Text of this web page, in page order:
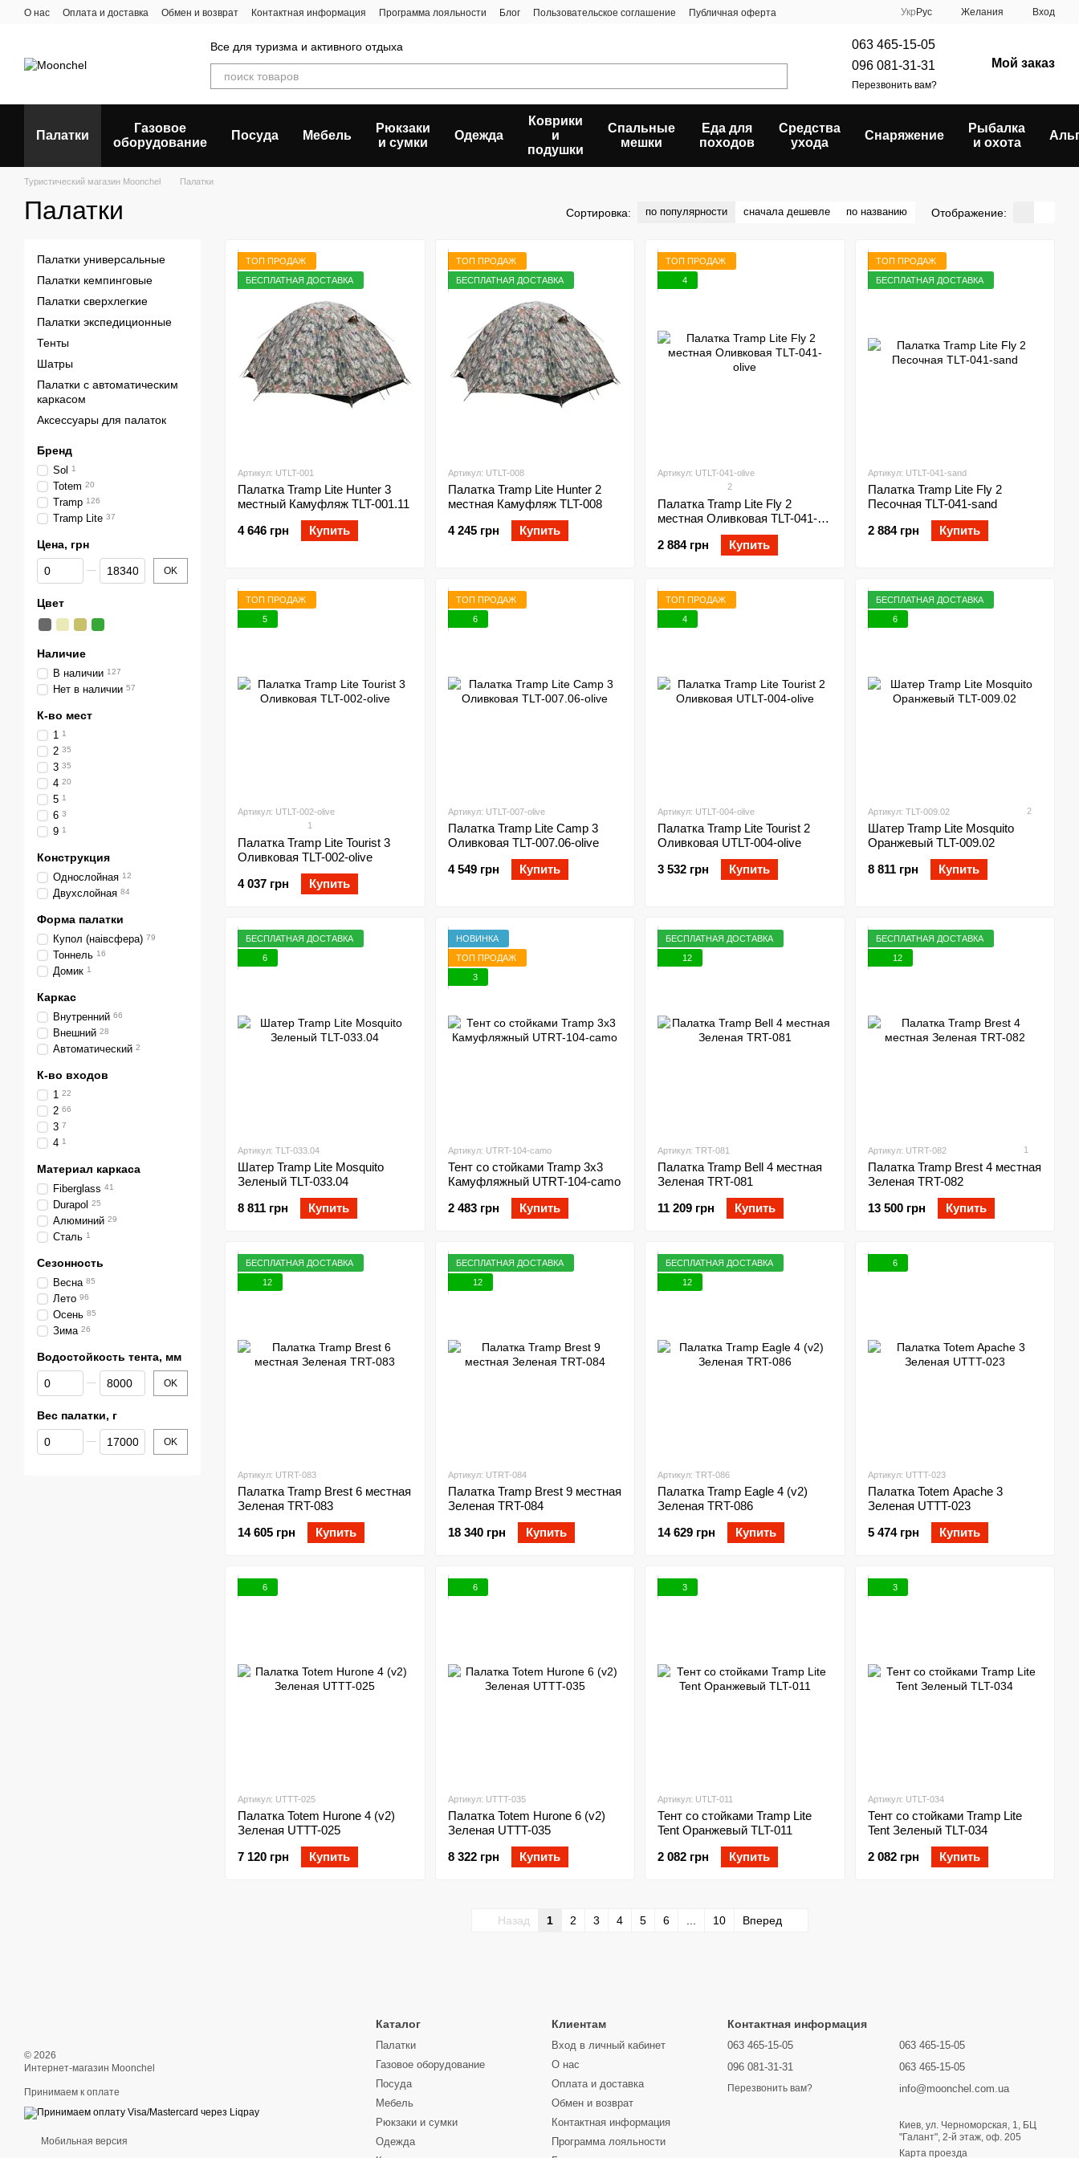
Перейти к основному контенту
О нас Оплата и доставка Обмен и возврат Контактная информация Программа лояльности Блог Пользовательское соглашение
Публичная оферта
Укр Рус Желания Вход
Все для туризма и активного отдыха
063 465-15-05
096 081-31-31
Перезвонить вам?
Мой заказ
Палатки
Газовое
оборудование
Посуда Мебель
Рюкзаки
и сумки
Одежда
Коврики
и
подушки
Спальные
мешки
Еда для
походов
Средства
ухода
Снаряжение
Рыбалка
и охота
Туристический магазин Moonchel Палатки
Палатки Сортировка: по популярности сначала дешевле по названию Отображение:
ТОП ПРОДАЖ
БЕСПЛАТНАЯ ДОСТАВКА
Артикул: UTLT-001
Палатка Tramp Lite Hunter 3
местный Камуфляж TLT-001.11
4 646 грн
Купить
ТОП ПРОДАЖ
БЕСПЛАТНАЯ ДОСТАВКА
Артикул: UTLT-008
Палатка Tramp Lite Hunter 2
местная Камуфляж TLT-008
4 245 грн
Купить
ТОП ПРОДАЖ
4
Артикул: UTLT-041-olive
2
Палатка Tramp Lite Fly 2
местная Оливковая ТLT-041-
2 884 грн
Купить
ТОП ПРОДАЖ
БЕСПЛАТНАЯ ДОСТАВКА
Артикул: UTLT-041-sand
Палатка Tramp Lite Fly 2
Песочная ТLT-041-sand
2 884 грн
Купить
ТОП ПРОДАЖ
5
Артикул: UTLT-002-olive
1
Палатка Tramp Lite Tourist 3
Оливковая TLT-002-olive
4 037 грн
Купить
ТОП ПРОДАЖ
6
Артикул: UTLT-007-olive
Палатка Tramp Lite Camp 3
Оливковая TLT-007.06-olive
4 549 грн
Купить
ТОП ПРОДАЖ
4
Артикул: UTLT-004-olive
Палатка Tramp Lite Tourist 2
Оливковая UTLT-004-olive
3 532 грн
Купить
БЕСПЛАТНАЯ ДОСТАВКА
6
Артикул: TLT-009.02 2
Шатер Tramp Lite Mosquito
Оранжевый TLT-009.02
8 811 грн
Купить
БЕСПЛАТНАЯ ДОСТАВКА
6
Артикул: TLT-033.04
Шатер Tramp Lite Mosquito
Зеленый TLT-033.04
8 811 грн
Купить
НОВИНКА
ТОП ПРОДАЖ
3
Артикул: UTRT-104-camo
Тент со стойками Tramp 3x3
Камуфляжный UTRT-104-camo
2 483 грн
Купить
БЕСПЛАТНАЯ ДОСТАВКА
12
Артикул: TRT-081
Палатка Tramp Bell 4 местная
Зеленая TRT-081
11 209 грн
Купить
БЕСПЛАТНАЯ ДОСТАВКА
12
Артикул: UTRT-082 1
Палатка Tramp Brest 4 местная
Зеленая TRT-082
13 500 грн
Купить
БЕСПЛАТНАЯ ДОСТАВКА
12
Артикул: UTRT-083
Палатка Tramp Brest 6 местная
Зеленая TRT-083
14 605 грн
Купить
БЕСПЛАТНАЯ ДОСТАВКА
12
Артикул: UTRT-084
Палатка Tramp Brest 9 местная
Зеленая TRT-084
18 340 грн
Купить
БЕСПЛАТНАЯ ДОСТАВКА
12
Артикул: TRT-086
Палатка Tramp Eagle 4 (v2)
Зеленая TRT-086
14 629 грн
Купить
6
Артикул: UTTT-023
Палатка Totem Apache 3
Зеленая UTTT-023
5 474 грн
Купить
6
Артикул: UTTT-025
Палатка Totem Hurone 4 (v2)
Зеленая UTTT-025
7 120 грн
Купить
6
Артикул: UTTT-035
Палатка Totem Hurone 6 (v2)
Зеленая UTTT-035
8 322 грн
Купить
3
Артикул: UTLT-011
Тент со стойками Tramp Lite
Tent Оранжевый TLT-011
2 082 грн
Купить
3
Артикул: UTLT-034
Тент со стойками Tramp Lite
Tent Зеленый TLT-034
2 082 грн
Купить
Назад 1 2 3 4 5 6 10 Вперед
Палатки универсальные
Палатки кемпинговые
Палатки сверхлегкие
Палатки экспедиционные
Тенты
Шатры
Палатки с автоматическим
каркасом
Аксессуары для палаток
Бренд
Sol 1
Totem 20
Tramp 126
Tramp Lite 37
Цена, грн
От Цена, грн
До Цена, грн OK
Цвет
Наличие
В наличии 127
Нет в наличии 57
К-во мест
1 1
2 35
3 35
4 20
5 1
6 3
9 1
Конструкция
Однослойная 12
Двухслойная 84
Форма палатки
Купол (наівсфера) 79
Тоннель 16
Домик 1
Каркас
Внутренний 66
Внешний 28
Автоматический 2
К-во входов
1 22
2 66
3 7
4 1
Материал каркаса
Fiberglass 41
Durapol 25
Алюминий 29
Сталь 1
Сезонность
Весна 85
Лето 96
Осень 85
Зима 26
Водостойкость тента, мм
От Водостойкость тента, мм
До Водостойкость тента, мм
OK
Вес палатки, г
От Вес палатки, г
До Вес палатки, г OK
© 2026
Интернет-магазин Moonchel
Принимаем к оплате
Мобильная версия
Каталог
Палатки
Газовое оборудование
Посуда
Мебель
Рюкзаки и сумки
Одежда
Клиентам
Вход в личный кабинет
О нас
Оплата и доставка
Обмен и возврат
Контактная информация
Программа лояльности
Контактная информация
063 465-15-05
096 081-31-31
Перезвонить вам?
063 465-15-05
063 465-15-05
info@moonchel.com.ua
Киев, ул. Черноморская, 1, БЦ
"Галант", 2-й этаж, оф. 205
Карта проезда